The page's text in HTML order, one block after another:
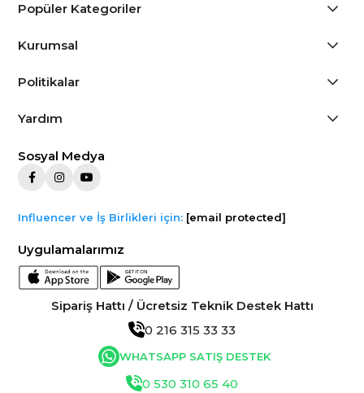
Popüler Kategoriler
Kurumsal
Politikalar
Yardım
Sosyal Medya
Influencer ve İş Birlikleri için: [email protected]
Uygulamalarımız
Sipariş Hattı / Ücretsiz Teknik Destek Hattı
0 216 315 33 33
WHATSAPP SATIŞ DESTEK
0 530 310 65 40